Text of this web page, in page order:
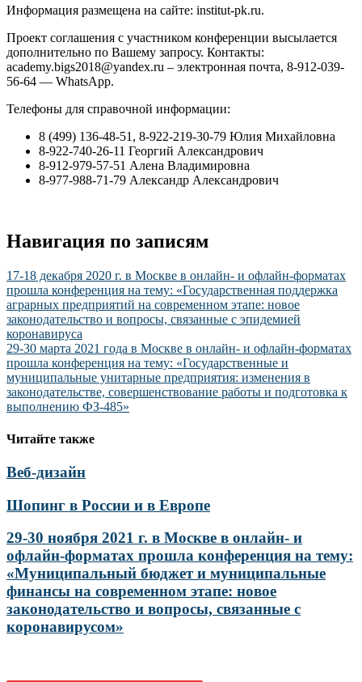
Информация размещена на сайте: institut-pk.ru.
Проект соглашения с участником конференции высылается
дополнительно по Вашему запросу. Контакты:
academy.bigs2018@yandex.ru – электронная почта, 8-912-039-
56-64 — WhatsApp.
Телефоны для справочной информации:
8 (499) 136-48-51, 8-922-219-30-79 Юлия Михайловна
8-922-740-26-11 Георгий Александрович
8-912-979-57-51 Алена Владимировна
8-977-988-71-79 Александр Александрович
Навигация по записям
17-18 декабря 2020 г. в Москве в онлайн- и офлайн-форматах
прошла конференция на тему: «Государственная поддержка
аграрных предприятий на современном этапе: новое
законодательство и вопросы, связанные с эпидемией
коронавируса
29-30 марта 2021 года в Москве в онлайн- и офлайн-форматах
прошла конференция на тему: «Государственные и
муниципальные унитарные предприятия: изменения в
законодательстве, совершенствование работы и подготовка к
выполнению ФЗ-485»
Читайте также
Веб-дизайн
Шопинг в России и в Европе
29-30 ноября 2021 г. в Москве в онлайн- и
офлайн-форматах прошла конференция на тему:
«Муниципальный бюджет и муниципальные
финансы на современном этапе: новое
законодательство и вопросы, связанные с
коронавирусом»